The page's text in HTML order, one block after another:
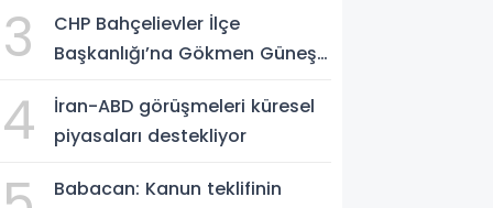
3
CHP Bahçelievler İlçe
Başkanlığı’na Gökmen Güneş
4
İran-ABD görüşmeleri küresel
piyasaları destekliyor
Babacan: Kanun teklifinin